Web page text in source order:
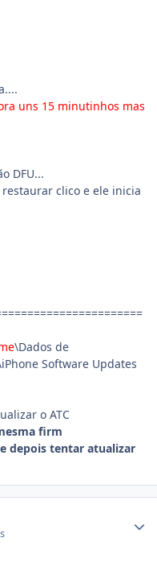
uns 15 minutinhos mas
DFU...
clico e ele inicia
\Dados de
Software Updates
o ATC
firm
e depois tentar atualizar